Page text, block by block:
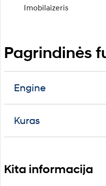
Imobilaizeris
Pagrindinės
Engine
Kuras
Kita informacija